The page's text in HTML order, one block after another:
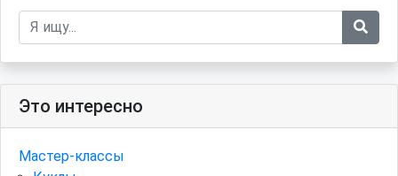
Это интересно
Мастер-классы